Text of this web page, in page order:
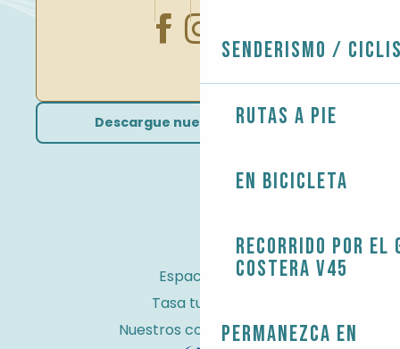
Senderismo /
Rutas a pie
En bicicleta
Recorrido por el
costera V45
Permanezca en
Descargue nuestros folletos
Espacio Pro
Tasa turística
Nuestros compromisos